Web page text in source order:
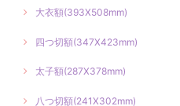
大衣額(393X508mm)
四つ切額(347X423mm)
太子額(287X378mm)
八つ切額(241X302mm)